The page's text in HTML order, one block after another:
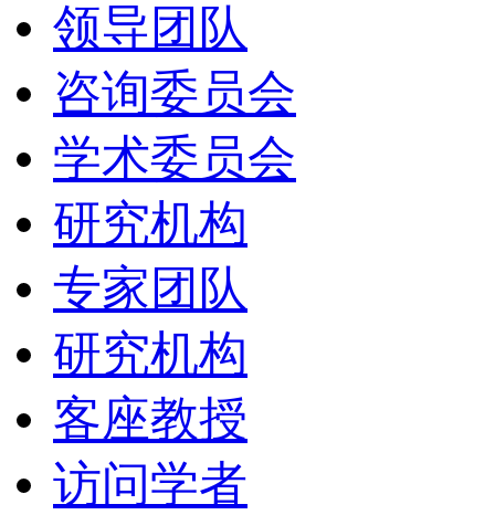
领导团队
咨询委员会
学术委员会
研究机构
专家团队
研究机构
客座教授
访问学者